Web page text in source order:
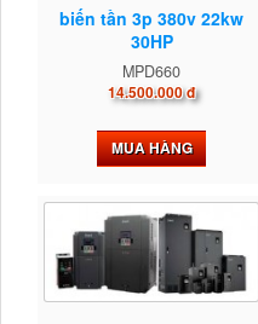
biến tần 3p 380v 22kw
30HP
MPD660
14.500.000 đ
MUA HÀNG